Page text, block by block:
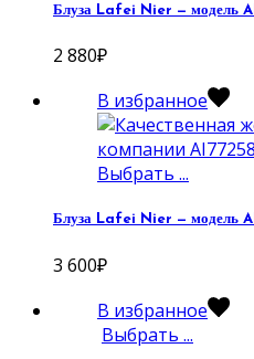
Блуза Lafei Nier — модель
2 880₽
В избранное
Выбрать ...
Блуза Lafei Nier — модель
3 600₽
В избранное
Выбрать ...